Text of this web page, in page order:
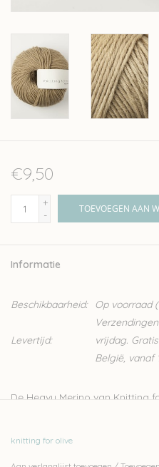
€9,50
+
-
TOEVOEGEN AAN
Informatie
Beschikbaarheid: Op voorraad
Levertijd:
vrijdag.
België, vanaf
De Heavy Merino van Knitting
knitting for olive